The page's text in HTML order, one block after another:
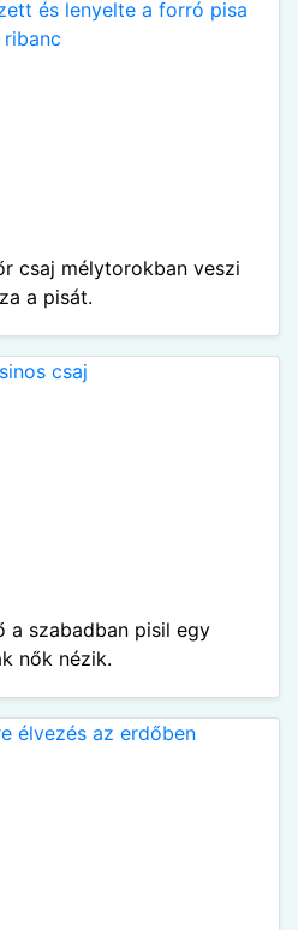
csaj mélytorokban veszi
a pisát.
a szabadban pisil egy
nők nézik.